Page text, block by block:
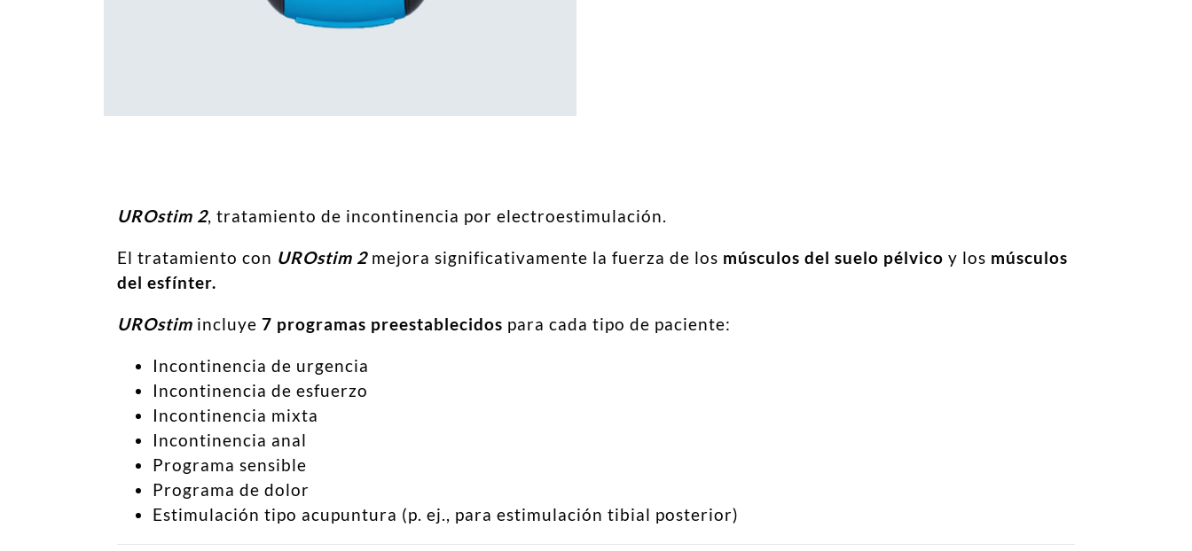
UROstim 2, tratamiento de incontinencia por electroestimulación.
El tratamiento con UROstim 2mejora significativamente la fuerza de los músculos del suelo pélvico y los músculos
del esfínter.
UROstim incluye 7 programas preestablecidos para cada tipo de paciente:
Incontinencia de urgencia
Incontinencia de esfuerzo
Incontinencia mixta
Incontinencia anal
Programa sensible
Programa de dolor
Estimulación tipo acupuntura (p. ej., para estimulación tibial posterior)